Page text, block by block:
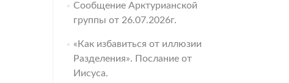
Сообщение Арктурианской
группы от 26.07.2026г.
«Как избавиться от иллюзии
Разделения». Послание от
Иисуса.